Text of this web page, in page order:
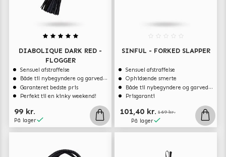
DIABOLIQUE DARK RED -
FLOGGER
Sensuel afstraffelse
Både til nybegyndere og garvede eksperter
Garanteret bedste pris
Perfekt til en kinky weekend!
99 kr.
På lager
SINFUL - FORKED SLAPPER
Sensuel afstraffelse
Ophidsende smerte
Både til nybegyndere og garvede eksperter
Prisgaranti
101,40 kr. 169 kr.
På lager